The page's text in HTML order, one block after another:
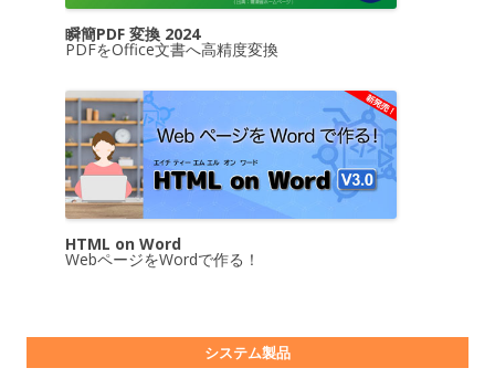
瞬簡PDF 変換 2024
PDFをOffice文書へ高精度変換
HTML on Word
WebページをWordで作る！
システム製品